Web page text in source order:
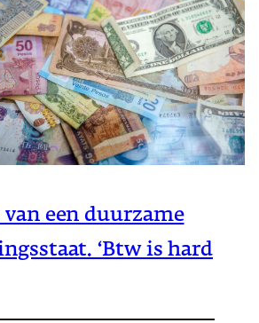
een duurzame
‘Btw is hard